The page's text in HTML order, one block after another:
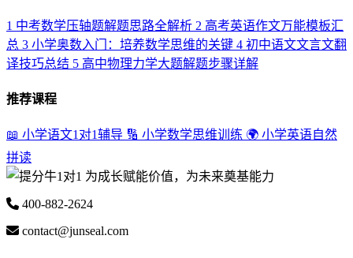
1 中考数学压轴题解题思路全解析 2 高考英语作文万能模板汇
总 3 小学奥数入门：培养数学思维的关键 4 初中语文文言文翻
译技巧总结 5 高中物理力学大题解题步骤详解
推荐课程
📖 小学语文1对1辅导 🔢 小学数学思维训练 🌍 小学英语自然
拼读
为成长赋能价值，为未来奠基能力
400-882-2624
contact@junseal.com